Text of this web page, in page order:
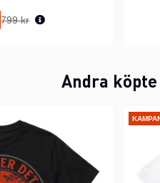
Ordinarie pris:
799 kr
Andra